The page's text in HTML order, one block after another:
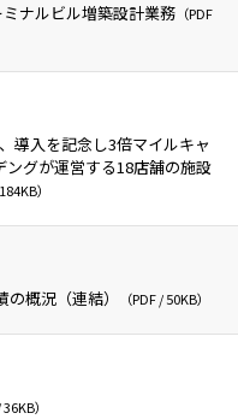
ナルビル増築設計業務 （PDF
導入を記念し3倍マイルキャ
ングが運営する18店舗の施設
）
概況（連結）
（PDF / 50KB）
36KB）